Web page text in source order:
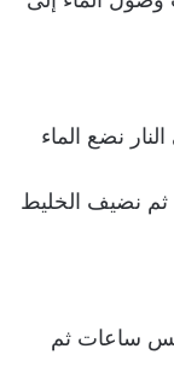
نضع الماء
ثم نضيف الخليط
ساعات ثم